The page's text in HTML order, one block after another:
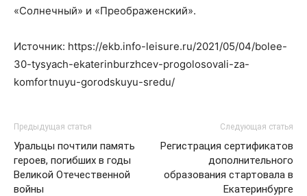
«Солнечный» и «Преображенский».
Источник: https://ekb.info-leisure.ru/2021/05/04/bolee-
30-tysyach-ekaterinburzhcev-progolosovali-za-
komfortnuyu-gorodskuyu-sredu/
Предыдущая статья
Уральцы почтили память
героев, погибших в годы
Великой Отечественной
войны
Следующая статья
Регистрация сертификатов
дополнительного
образования стартовала в
Екатеринбурге